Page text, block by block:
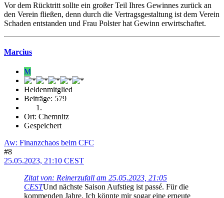
Vor dem Rücktritt sollte ein großer Teil Ihres Gewinnes zurück an
den Verein fließen, denn durch die Vertragsgestaltung ist dem Verein
Schaden entstanden und Frau Polster hat Gewinn erwirtschaftet.
Marcius
M
Heldenmitglied
Beiträge: 579
Ort: Chemnitz
Gespeichert
Aw: Finanzchaos beim CFC
#8
25.05.2023, 21:10 CEST
Zitat von: Reinerzufall am 25.05.2023, 21:05
CESTUnd nächste Saison Aufstieg ist passé. Für die
kommenden Jahre. Ich könnte mir sogar eine erneute